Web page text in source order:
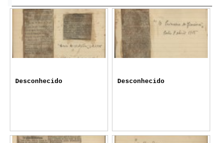
Desconhecido Desconhecido